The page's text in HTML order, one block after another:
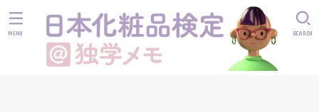
SEARCH
MENU